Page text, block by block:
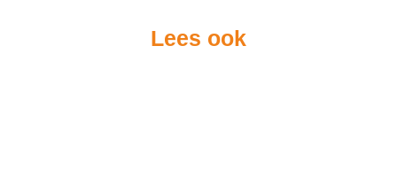
Lees ook